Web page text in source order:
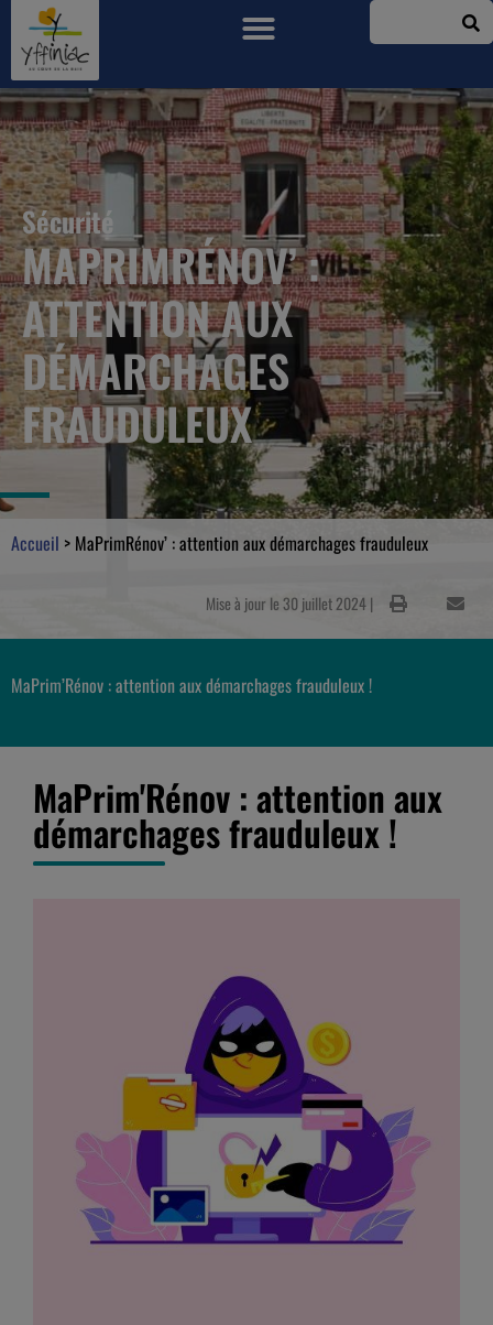
Sécurité
MAPRIMRÉNOV’ :
ATTENTION AUX
DÉMARCHAGES
FRAUDULEUX
Accueil > MaPrimRénov’ : attention aux démarchages frauduleux
Mise à jour le 30 juillet 2024 |
MaPrim’Rénov : attention aux démarchages frauduleux !
MaPrim'Rénov : attention aux
démarchages frauduleux !